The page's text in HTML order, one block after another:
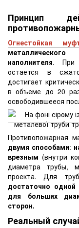
Принцип
Огнестойкая
металлического
наполнителя. При
остается в
достигает
в объеме до 20
освободившееся
Противопожарная
двумя способами:
врезным (внутри
диаметра трубы,
проекта. Для
достаточно одной
для больших
сторон.
Реальный